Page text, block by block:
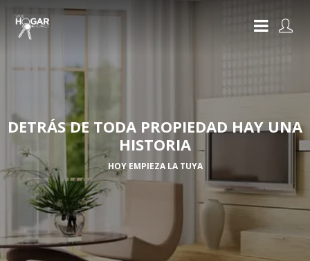
DETRÁS DE TODA PROPIEDAD HAY UNA
HISTORIA
HOY EMPIEZA LA TUYA